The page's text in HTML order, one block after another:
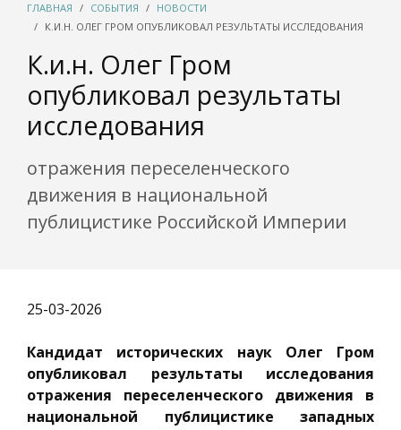
ГЛАВНАЯ СОБЫТИЯ
НОВОСТИ
К.И.Н. ОЛЕГ ГРОМ ОПУБЛИКОВАЛ РЕЗУЛЬТАТЫ ИССЛЕДОВАНИЯ
К.и.н. Олег Гром
опубликовал результаты
исследования
отражения переселенческого
движения в национальной
публицистике Российской Империи
25-03-2026
Кандидат исторических наук Олег Гром
опубликовал результаты исследования
отражения переселенческого движения в
национальной публицистике западных